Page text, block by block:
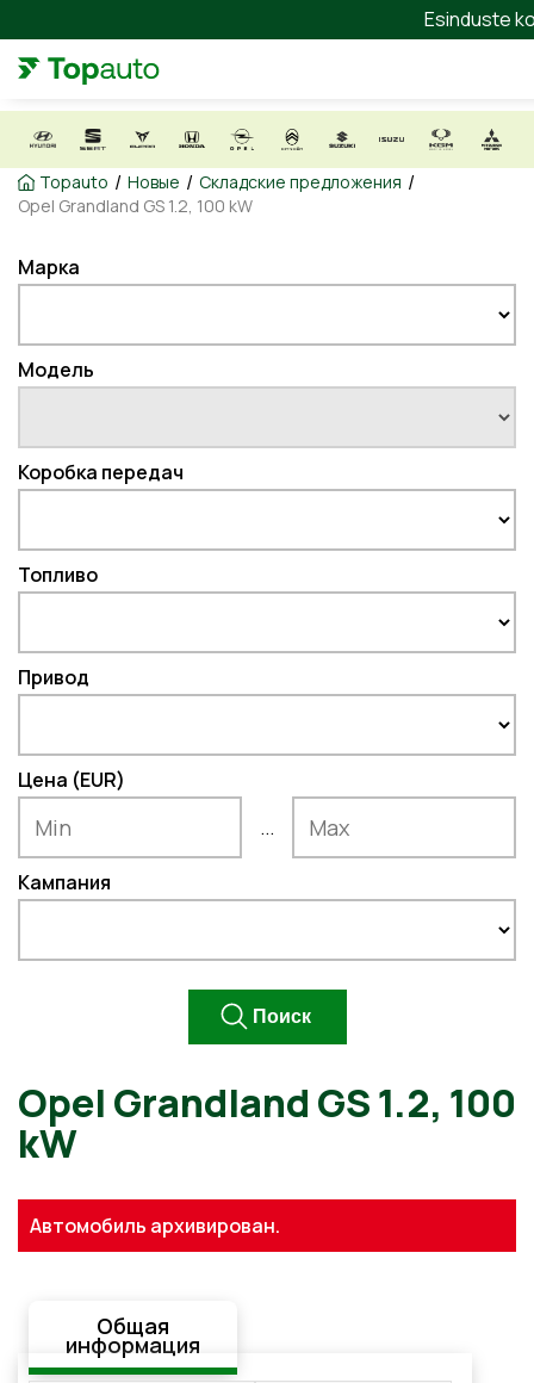
Esinduste
Topauto / Новые / Складские предложения /
Opel Grandland GS 1.2, 100 kW
Марка
Модель
Коробка передач
Топливо
Привод
Цена (EUR)
...
Кампания
Opel Grandland GS 1.2, 100
kW
Автомобиль архивирован.
Общая
информация